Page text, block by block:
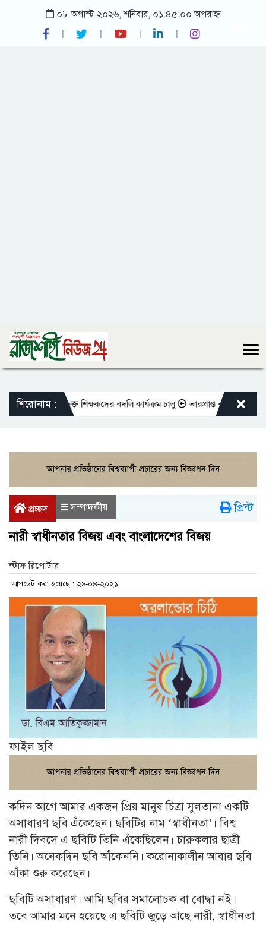
০৮ অগাস্ট ২০২৬, শনিবার, ০১:৪৫:০০ অপরাহ্ন
শিরোনাম :
এমপিওভুক্ত শিক্ষকদের বদলি কার্যক্রম চালু ভারপ্রাপ্ত রাষ্ট্রপতিকে
প্রচ্ছদ সম্পাদকীয় প্রিন্ট
নারী স্বাধীনতার বিজয় এবং বাংলাদেশের বিজয়
স্টাফ রিপোর্টার
আপডেট করা হয়েছে : ২৯-০৪-২০২১
ফাইল ছবি
কদিন আগে আমার একজন প্রিয় মানুষ চিত্রা সুলতানা একটি
অসাধারণ ছবি এঁকেছেন। ছবিটির নাম ‘স্বাধীনতা’। বিশ্ব
নারী দিবসে এ ছবিটি তিনি এঁকেছিলেন। চারুকলার ছাত্রী
তিনি। অনেকদিন ছবি আঁকেননি। করোনাকালীন আবার ছবি
আঁকা শুরু করেছেন।
ছবিটি অসাধারণ। আমি ছবির সমালোচক বা বোদ্ধা নই।
তবে আমার মনে হয়েছে এ ছবিটি জুড়ে আছে নারী, স্বাধীনতা